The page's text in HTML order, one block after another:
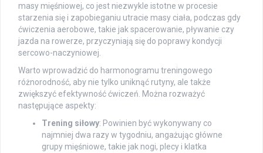
masy mięśniowej, co jest niezwykle istotne w procesie
starzenia się i zapobieganiu utracie masy ciała, podczas gdy
ćwiczenia aerobowe, takie jak spacerowanie, pływanie czy
jazda na rowerze, przyczyniają się do poprawy kondycji
sercowo-naczyniowej.
Warto wprowadzić do harmonogramu treningowego
różnorodność, aby nie tylko uniknąć rutyny, ale także
zwiększyć efektywność ćwiczeń. Można rozważyć
następujące aspekty:
Trening siłowy: Powinien być wykonywany co
najmniej dwa razy w tygodniu, angażując główne
grupy mięśniowe, takie jak nogi, plecy i klatka